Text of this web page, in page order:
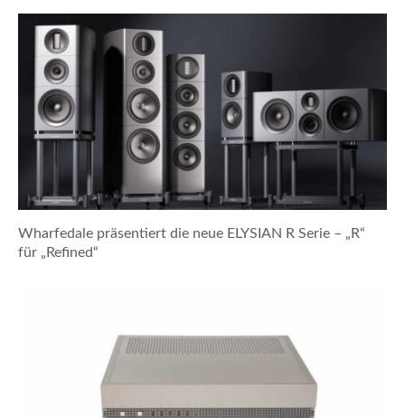
Wharfedale präsentiert die neue ELYSIAN R Serie – „R“
für „Refined“